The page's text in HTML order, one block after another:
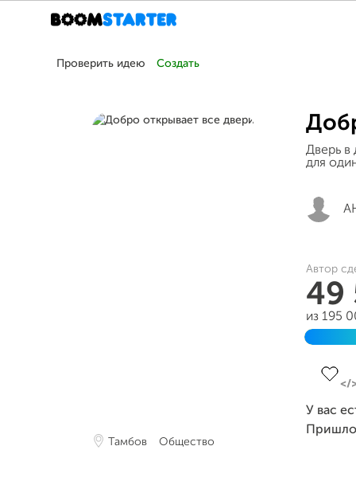
Проверить идею Создать
Тамбов Общество
Дверь в
для
Автор
49
из 195
У вас